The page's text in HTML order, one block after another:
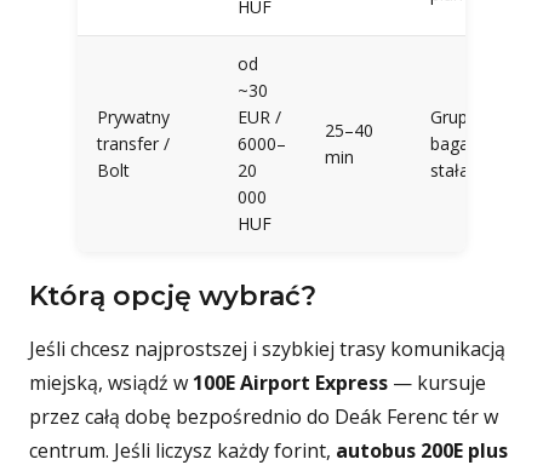
HUF
Prywatny
transfer /
Bolt
od
~30
EUR /
6000–
20
000
HUF
25–40
min
Grupy,
bagaż,
stała cena
Którą opcję wybrać?
Jeśli chcesz najprostszej i szybkiej trasy komunikacją
miejską, wsiądź w 100E Airport Express — kursuje
przez całą dobę bezpośrednio do Deák Ferenc tér w
centrum. Jeśli liczysz każdy forint, autobus 200E plus